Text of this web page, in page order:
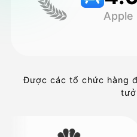
Apple
Được các tổ chức hàng